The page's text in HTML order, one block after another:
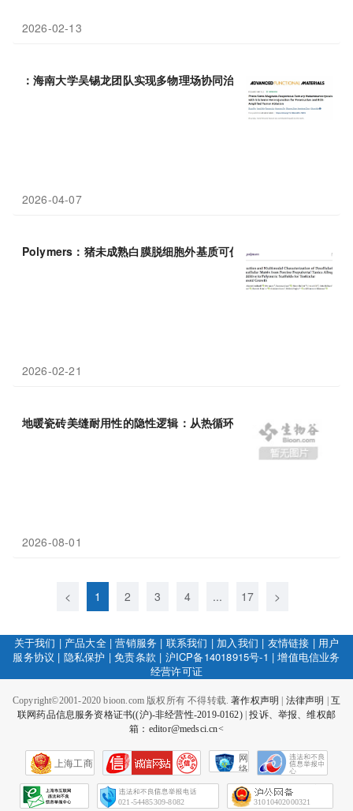
2026-02-13
：海南大学吴锡龙团队实现多物理场协同治疗突破：光声磁联动提
2026-04-07
Polymers：猪未成熟白膜脱细胞外基质可优化支架 ，为睾丸
2026-02-21
地暖瓷砖美缝耐用性的隐性逻辑：从热循环适应性到长期 性能
2026-08-01
< 1 2 3 4 ... 17 >
关于我们 | 产品大全|营销服务 | 联系我们 | 加入我们 | 友情链接 | 用户
服务协议 | 隐私保护 |免责条款 | 沪ICP备14018915号-1 |增值电信业务
经营许可证
Copyright©2001-2020 bioon.com 版权所有 不得转载.著作权声明 法律声明
互
联网药品信息服务资格证书((沪)-非经营性-2019-0162)|投诉、举报、维权邮
箱：editor@medsci.cn<
上海工商
网
络
会
征
021-54485309-8082 31010402000321